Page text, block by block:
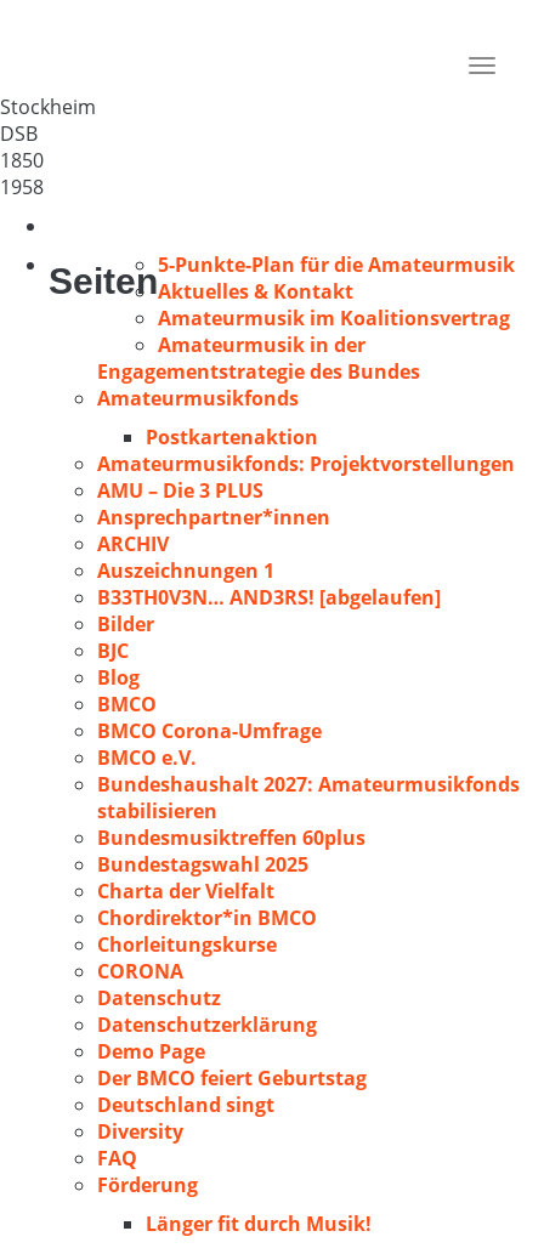
Toggle
Stockheim
DSB
1850
1958
Seiten5-Punkte-Plan für die Amateurmusik
Aktuelles & Kontakt
Amateurmusik im Koalitionsvertrag
Amateurmusik in der
Engagementstrategie des Bundes
Amateurmusikfonds
Postkartenaktion
Amateurmusikfonds: Projektvorstellungen
AMU – Die 3 PLUS
Ansprechpartner*innen
ARCHIV
Auszeichnungen 1
B33TH0V3N… AND3RS! [abgelaufen]
Bilder
BJC
Blog
BMCO
BMCO Corona-Umfrage
BMCO e.V.
Bundeshaushalt 2027: Amateurmusikfonds
stabilisieren
Bundesmusiktreffen 60plus
Bundestagswahl 2025
Charta der Vielfalt
Chordirektor*in BMCO
Chorleitungskurse
CORONA
Datenschutz
Datenschutzerklärung
Demo Page
Der BMCO feiert Geburtstag
Deutschland singt
Diversity
FAQ
Förderung
Länger fit durch Musik!